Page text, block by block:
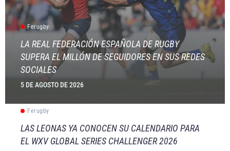
Ferugby
LA REAL FEDERACIÓN ESPAÑOLA DE RUGBY
SUPERA EL MILLÓN DE SEGUIDORES EN SUS REDES
SOCIALES
5 DE AGOSTO DE 2026
Ferugby
LAS LEONAS YA CONOCEN SU CALENDARIO PARA
EL WXV GLOBAL SERIES CHALLENGER 2026